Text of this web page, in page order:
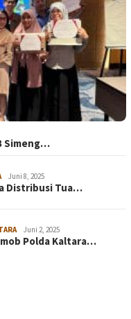
Simeng…
Juni 8, 2025
Distribusi Tua…
Juni 2, 2025
Polda Kaltara…